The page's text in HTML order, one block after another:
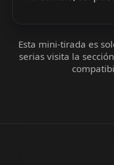
Esta mini-tirada es
serias visita la